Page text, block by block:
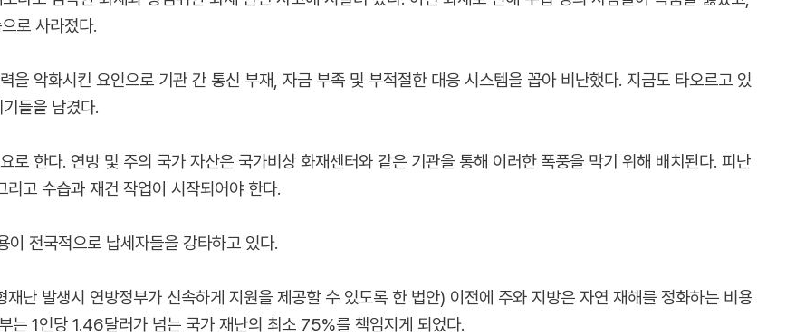
로 사라졌다.
을 악화시킨 요인으로 기관 간 통신 부재, 자금 부족 및 부적절한 대응 시스템을 꼽아 비난했다. 지금도 타오르고 있
들을 남겼다.
로 한다. 연방 및 주의 국가 자산은 국가비상 화재센터와 같은 기관을 통해 이러한 폭풍을 막기 위해 배치된다. 피난
고 수습과 재건 작업이 시작되어야 한다.
전국적으로 납세자들을 강타하고 있다.
발생시 연방정부가 신속하게 지원을 제공할 수 있도록 한 법안) 이전에 주와 지방은 자연 재해를 정화하는 비용
는 1인당 1.46달러가 넘는 국가 재난의 최소 75%를 책임지게 되었다.